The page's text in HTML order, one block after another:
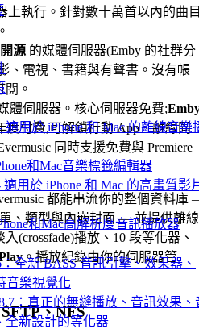
適用於 iPhone 和 Mac 的離線音樂
和Mac音樂標籤編輯器
適用於 iPhone 和 Mac 的高畫質影
和Mac高解析度音訊播放器
：全新 BASS 音訊引擎、效果器、
音樂視覺化
：真正的無縫播放、音訊效果、
全新設計的等化器
上執行。針對數十萬首以內的曲
源 的媒體伺服器(Emby 的社群分
、電視、書籍與有聲書。沒有帳
。
體伺服器。核心伺服器免費;
度付費,可解鎖行動 App、離線同
同時支援免費與 Premiere
都能串流你的整個資料庫
、類型與內嵌封面 — 並提供離線
(crossfade)播放、10 段等化器、
。播放紀錄由你的伺服器管
、NFS